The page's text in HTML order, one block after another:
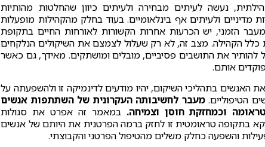
נעשה לעיתים מבחירה ולעיתים כיוון שהחלטות מהותיות
מדיניים ולעיתים אף בינלאומיים. בעוד בחלק מהקהילות מופעלות
הזמני, יש הכרעות אחרות הקשורות לאורחות החיים בתקופת
כלל הקהילה. מצב זה, לא רק שעלול לצמצם את השיקולים הנלקחים
את התושבים פסיביים, מובלים ומושתקים. מאידך, גם כאשר
אותם.
האנשים בתהליכי השיקום, יהיו מודעים לדינמיקה זו ולהשפעתה על
הטיפוליים.מעבר לחשיבותה העקרונית של השתתפות אנשים
וכמחזקת חוסן וצמיחה. במאמר זה אפרט את סגולות
בתקופה טראומטית זו לחזק ברמה הפרטנית את היותם של אנשים
והשפעה כחלק משלים מהטיפול הפרטני והקבוצתי.